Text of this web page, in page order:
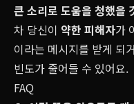
큰 소리로 도움을 청했을
차 당신이 약한 피해자가
이라는 메시지를 받게 되
빈도가 줄어들 수 있어요.
FAQ